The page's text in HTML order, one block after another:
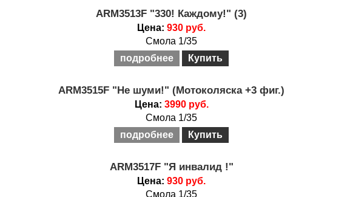
ARM3513F "330! Каждому!" (3)
Цена: 930 руб.
Смола 1/35
подробнее
Купить
ARM3515F "Не шуми!" (Мотоколяска +3 фиг.)
Цена: 3990 руб.
Смола 1/35
подробнее
Купить
ARM3517F "Я инвалид !"
Цена: 930 руб.
Смола 1/35